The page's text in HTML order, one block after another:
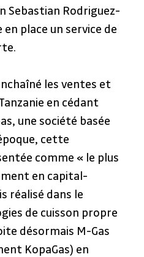
Sebastian Rodriguez-
place un service de
les ventes et
en cédant
une société basée
cette
comme « le plus
en capital-
réalisé dans le
de cuisson propre
désormais M-Gas
KopaGas) en